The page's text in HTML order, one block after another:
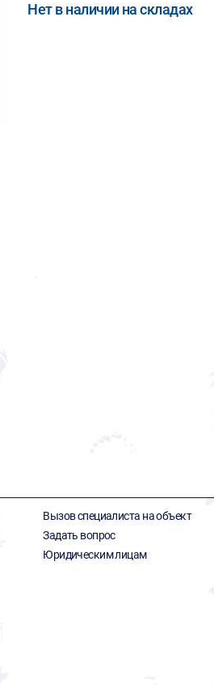
Нет в наличии на складах
Вызов специалиста на объект
Задать вопрос
Юридическим лицам